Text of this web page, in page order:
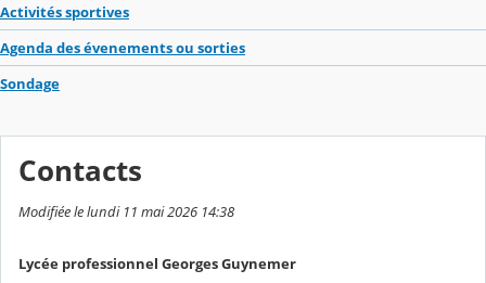
Activités sportives
Agenda des évenements ou sorties
Sondage
Contacts
Modifiée le lundi 11 mai 2026 14:38
Lycée professionnel Georges Guynemer